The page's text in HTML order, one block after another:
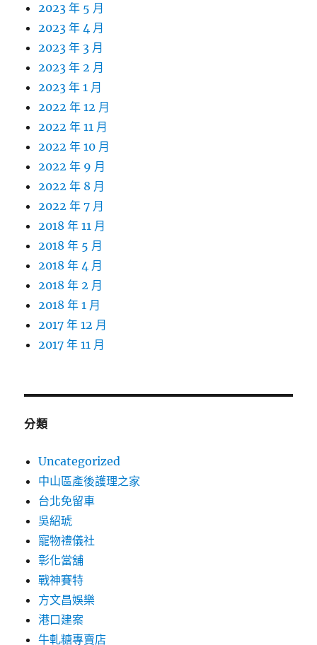
2023 年 5 月
2023 年 4 月
2023 年 3 月
2023 年 2 月
2023 年 1 月
2022 年 12 月
2022 年 11 月
2022 年 10 月
2022 年 9 月
2022 年 8 月
2022 年 7 月
2018 年 11 月
2018 年 5 月
2018 年 4 月
2018 年 2 月
2018 年 1 月
2017 年 12 月
2017 年 11 月
分類
Uncategorized
中山區產後護理之家
台北免留車
吳紹琥
寵物禮儀社
彰化當舖
戰神賽特
方文昌娛樂
港口建案
牛軋糖專賣店